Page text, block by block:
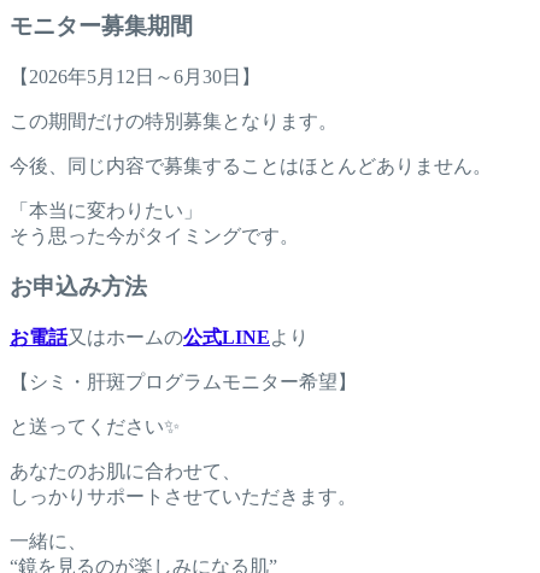
モニター募集期間
【2026年5月12日～6月30日】
この期間だけの特別募集となります。
今後、同じ内容で募集することはほとんどありません。
「本当に変わりたい」
そう思った今がタイミングです。
お申込み方法
お電話又はホームの公式LINEより
【シミ・肝斑プログラムモニター希望】
と送ってください✨
あなたのお肌に合わせて、
しっかりサポートさせていただきます。
一緒に、
“鏡を見るのが楽しみになる肌”